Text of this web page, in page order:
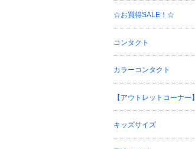
☆お買得SALE！☆
コンタクト
カラーコンタクト
【アウトレットコーナー】
キッズサイズ